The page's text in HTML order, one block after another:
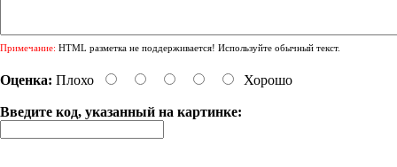
Примечание: HTML разметка не поддерживается! Используйте обычный текст.
Оценка: Плохо Хорошо
Введите код, указанный на картинке: